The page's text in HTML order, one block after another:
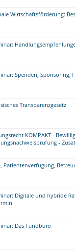
Wirtschaftsförderung:
Spenden, Sponsoring,
Transparenzgesetz
KOMPAKT -
-
Patientenverfügung,
Digitale und hybride
Das Fundbüro